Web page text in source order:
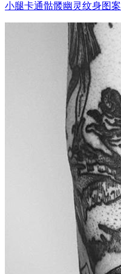
小腿卡通骷髅幽灵纹身图案